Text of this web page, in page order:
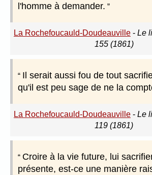
l'homme à demander.
La Rochefoucauld-Doudeauville - Le
155 (1861)
Il serait aussi fou de tout
qu'il est peu sage de ne la
La Rochefoucauld-Doudeauville - Le
119 (1861)
Croire à la vie future, lui
présente, est-ce une manière